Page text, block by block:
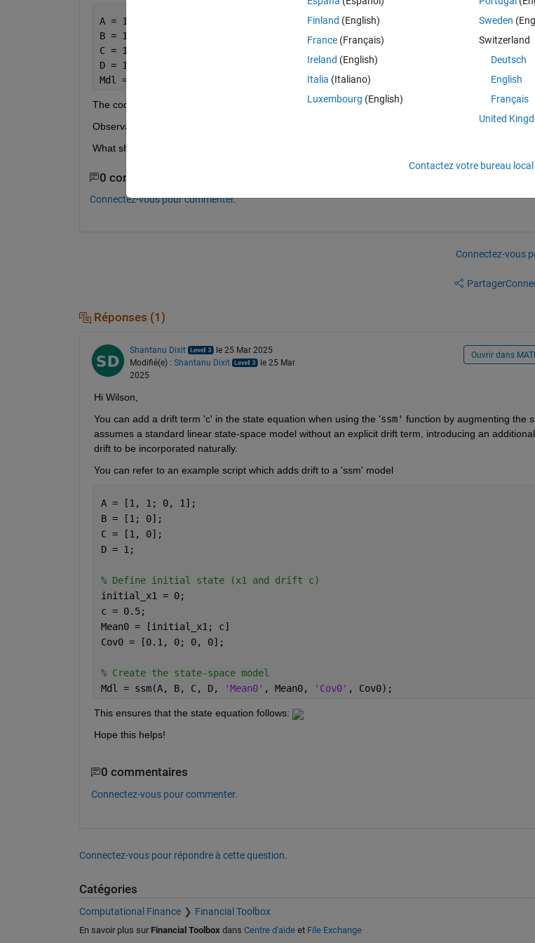
A = 1;
B = 1;
C = 1;
D = 1;
Mdl = ssm(A,B,C,D)
The codes will create the ssm model as: State equation: x1(t) = x1(t-1) + u1(t)
Observation equation: y1(t) = x1(t) + e1(t)
What should I do if I want to add a drift term to the state equation, like x1(t) = x1(t-1) + u1(t)+c,
0 commentaires
Connectez-vous pour commenter.
Connectez-vous
Partager
Réponses (1)
Shantanu Dixit
le 25 Mar 2025
Modifié(e) : Shantanu Dixit
le 25 Mar
2025
Ouvrir dans
Hi Wilson,
You can add a drift term 'c' in the state equation when using the 'ssm' function by augmenting the
assumes a standard linear state-space model without an explicit drift term, introducing an
drift to be incorporated naturally.
You can refer to an example script which adds drift to a 'ssm' model
A = [1, 1; 0, 1];
B = [1; 0];
C = [1, 0];
D = 1;
% Define initial state (x1 and drift c)
initial_x1 = 0;
c = 0.5;
Mean0 = [initial_x1; c]
Cov0 = [0.1, 0; 0, 0];
% Create the state-space model
Mdl = ssm(A, B, C, D,
'Mean0' , Mean0, 'Cov0' , Cov0);
This ensures that the state equation follows:
Hope this helps!
0 commentaires
Connectez-vous pour commenter.
Connectez-vous pour répondre à cette question.
Catégories
Computational Finance Financial Toolbox
En savoir plus sur Financial Toolboxdans Centre d'aideet File Exchange
Finland (English)
France (Français)
Ireland (English)
Italia (Italiano)
Luxembourg (English)
Sweden
Switzerland
Deutsch
English
Français
United
Contactez votre bureau local